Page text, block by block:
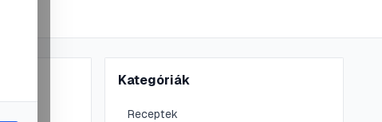
Kategóriák
Receptek